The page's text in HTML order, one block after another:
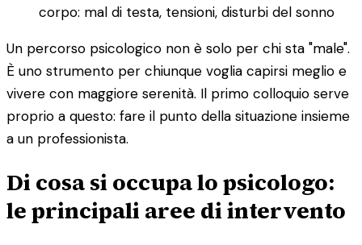
corpo: mal di testa, tensioni, disturbi del sonno
Un percorso psicologico non è solo per chi sta "male".
È uno strumento per chiunque voglia capirsi meglio e
vivere con maggiore serenità. Il primo colloquio serve
proprio a questo: fare il punto della situazione insieme
a un professionista.
Di cosa si occupa lo psicologo:
le principali aree di intervento